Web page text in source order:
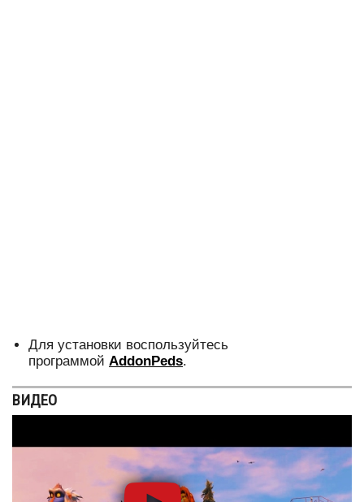
Для установки воспользуйтесь
программой AddonPeds.
ВИДЕО